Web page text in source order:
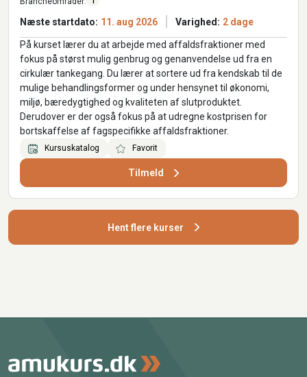
Næste startdato: 11. aug 2026 Varighed: 2 dage
På kurset lærer du at arbejde med affaldsfraktioner med
fokus på størst mulig genbrug og genanvendelse ud fra en
cirkulær tankegang. Du lærer at sortere ud fra kendskab til de
mulige behandlingsformer og under hensynet til økonomi,
miljø, bæredygtighed og kvaliteten af slutproduktet.
Derudover er der også fokus på at udregne kostprisen for
bortskaffelse af fagspecifikke affaldsfraktioner.
Kursuskatalog Favorit
Tilmeld
Hent flere kurser